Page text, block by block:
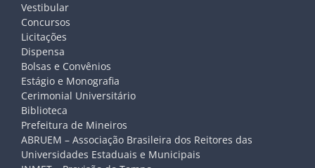
Vestibular
Concursos
Licitações
Dispensa
Bolsas e Convênios
Estágio e Monografia
Cerimonial Universitário
Biblioteca
Prefeitura de Mineiros
ABRUEM – Associação Brasileira dos Reitores das
Universidades Estaduais e Municipais